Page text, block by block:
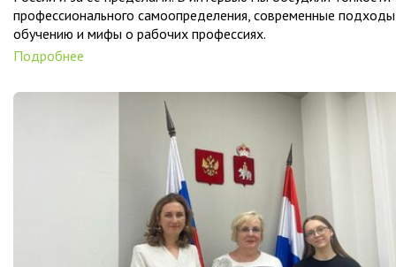
профессионального самоопределения, современные
обучению и мифы о рабочих профессиях.
Подробнее